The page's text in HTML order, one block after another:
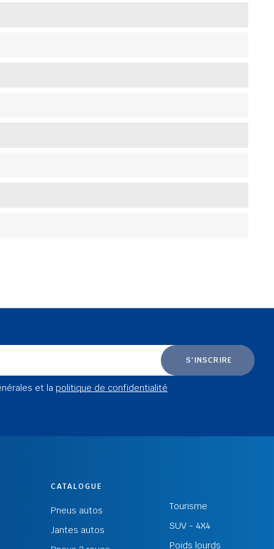
S'INSCRIRE
et la politique de confidentialité
CATALOGUE
Pneus autos
Jantes autos
Tourisme
SUV - 4X4
Poids lourds